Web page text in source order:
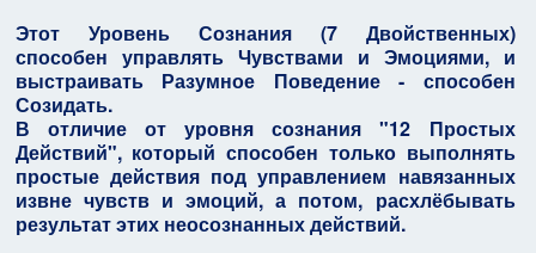
Этот Уровень Сознания (7 Двойственных)
способен управлять Чувствами и Эмоциями, и
выстраивать Разумное Поведение - способен
Созидать.
В отличие от уровня сознания "12 Простых
Действий", который способен только выполнять
простые действия под управлением навязанных
извне чувств и эмоций, а потом, расхлёбывать
результат этих неосознанных действий.